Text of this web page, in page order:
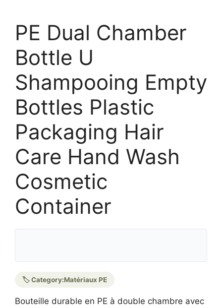
PE Dual Chamber
Bottle U
Shampooing Empty
Bottles Plastic
Packaging Hair
Care Hand Wash
Cosmetic
Container
🏷️ Category:Matériaux PE
Bouteille durable en PE à double chambre avec